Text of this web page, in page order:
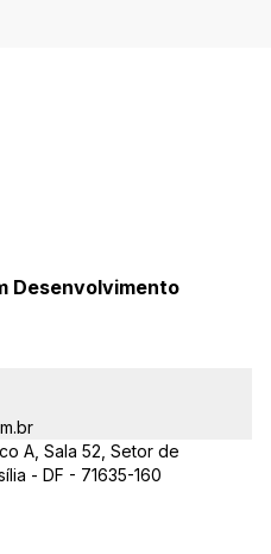
Desenvolvimento
A, Sala 52, Setor de
- DF - 71635-160